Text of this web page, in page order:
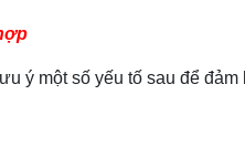
số yếu tố sau để đảm